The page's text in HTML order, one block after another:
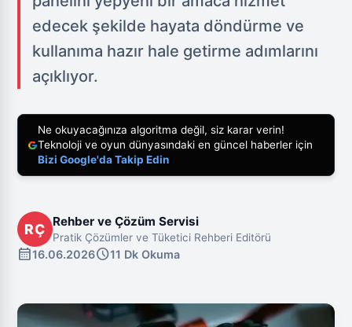
edecek şekilde hayata döndürme ve
kullanıma hazır hale getirme adımlarını
açıklıyor.
Ne okuyacağınıza algoritma değil, siz karar verin!
Teknoloji ve oyun dünyasındaki en güncel haberler için
Bizi Google'da Takip Edin
RÇ Rehber ve Çözüm Servisi
Pratik Çözümler ve Tüketici Rehberi Editörü
calendar_month16.06.2026schedule11 Dk Okuma